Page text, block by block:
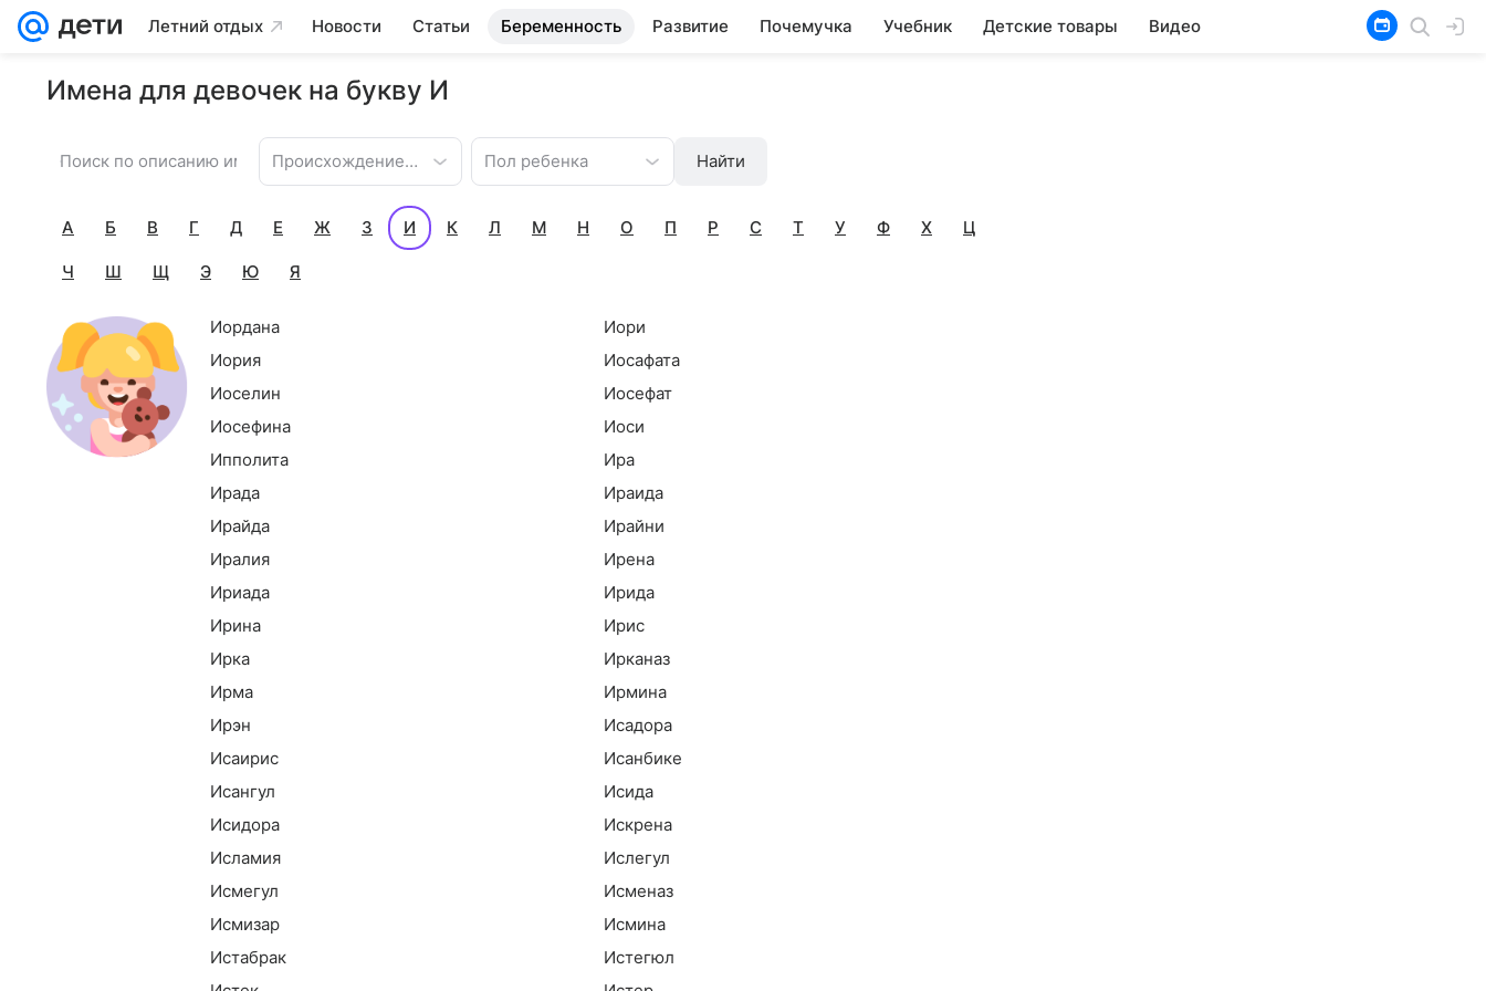
Летний отдых Новости Статьи Беременность Развитие Почемучка Учебник Детские товары Видео
Имена для девочек на букву И
Происхождение имени Пол ребенка Найти
А Б В Г Д Е Ж З И К Л М Н О П Р С Т У Ф Х Ц
Ч Ш Щ Э Ю Я
Иордана
Иори
Иория
Иосафата
Иоселин
Иосефат
Иосефина
Иоси
Ипполита
Ира
Ирада
Ираида
Ирайда
Ирайни
Иралия
Ирена
Ириада
Ирида
Ирина
Ирис
Ирка
Ирканаз
Ирма
Ирмина
Ирэн
Исадора
Исаирис
Исанбике
Исангул
Исида
Исидора
Искрена
Исламия
Ислегул
Исмегул
Исменаз
Исмизар
Исмина
Истабрак
Истегюл